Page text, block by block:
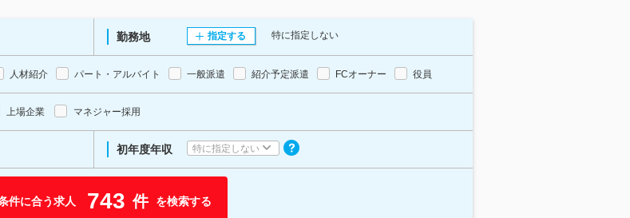
勤務地 指定する 特に指定しない
人材紹介 パート・アルバイト 一般派遣 紹介予定派遣 FCオーナー 役員
上場企業 マネジャー採用
初年度年収 特に指定しない
件に合う求人 743 件 を検索する